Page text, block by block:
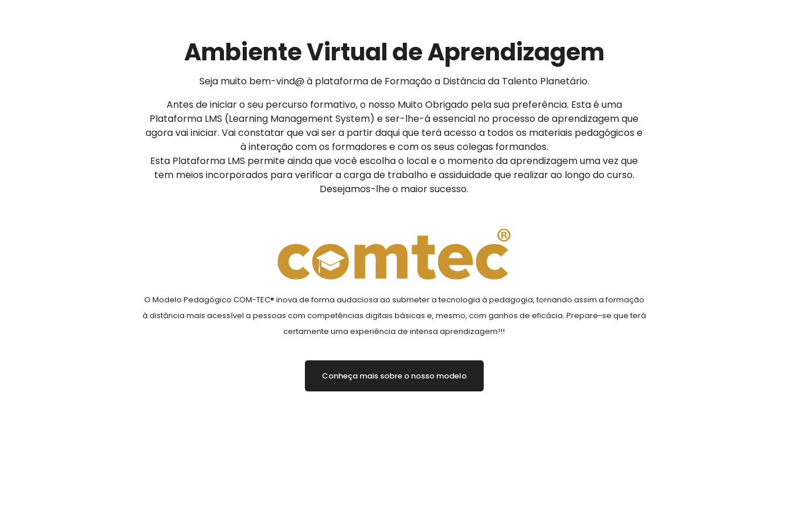
Ambiente Virtual de Aprendizagem
Seja muito bem-vind@ à plataforma de Formação a Distância da Talento Planetário.
Antes de iniciar o seu percurso formativo, o nosso Muito Obrigado pela sua preferência. Esta é uma
Plataforma LMS (Learning Management System) e ser-lhe-á essencial no processo de aprendizagem que
agora vai iniciar. Vai constatar que vai ser a partir daqui que terá acesso a todos os materiais pedagógicos e
à interação com os formadores e com os seus colegas formandos.
Esta Plataforma LMS permite ainda que você escolha o local e o momento da aprendizagem uma vez que
tem meios incorporados para verificar a carga de trabalho e assiduidade que realizar ao longo do curso.
Desejamos-lhe o maior sucesso.
O Modelo Pedagógico COM-TEC® inova de forma audaciosa ao submeter a tecnologia à pedagogia, tornando assim a formação
à distância mais acessível a pessoas com competências digitais básicas e, mesmo, com ganhos de eficácia. Prepare-se que terá
certamente uma experiência de intensa aprendizagem!!!
Conheça mais sobre o nosso modelo